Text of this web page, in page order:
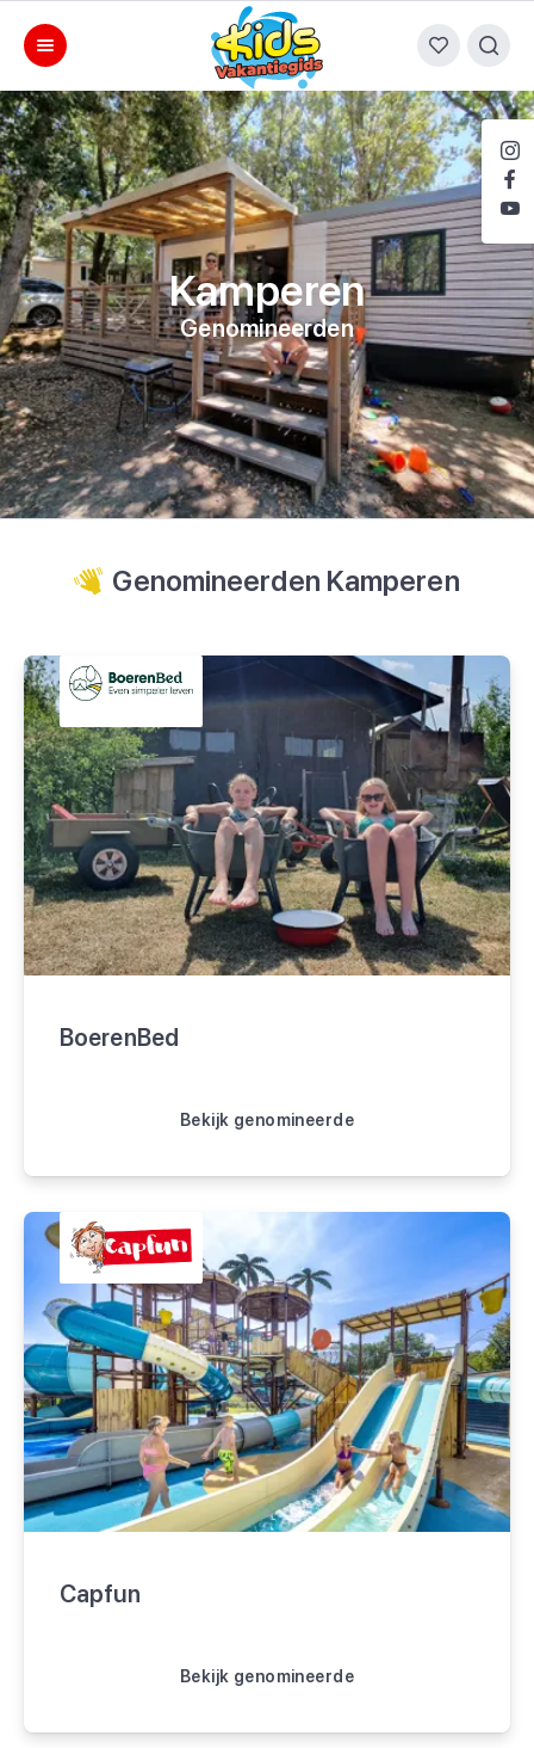
Kamperen
Genomineerden
Genomineerden Kamperen
BoerenBed
Bekijk genomineerde
Capfun
Bekijk genomineerde